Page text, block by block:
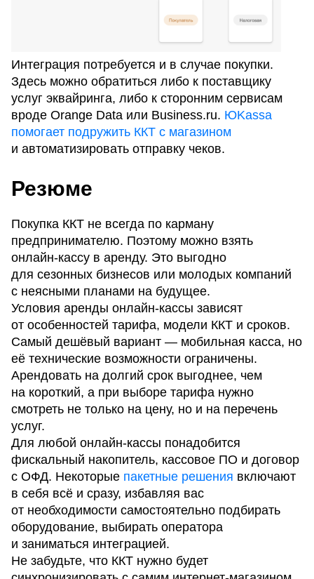
Интеграция потребуется и в случае покупки.
Здесь можно обратиться либо к поставщику
услуг эквайринга, либо к сторонним сервисам
вроде Orange Data или Business.ru. ЮKassa
помогает подружить ККТ с магазином
и автоматизировать отправку чеков.
Резюме
Покупка ККТ не всегда по карману
предпринимателю. Поэтому можно взять
онлайн-кассу в аренду. Это выгодно
для сезонных бизнесов или молодых компаний
с неясными планами на будущее.
Условия аренды онлайн-кассы зависят
от особенностей тарифа, модели ККТ и сроков.
Самый дешёвый вариант — мобильная касса, но
её технические возможности ограничены.
Арендовать на долгий срок выгоднее, чем
на короткий, а при выборе тарифа нужно
смотреть не только на цену, но и на перечень
услуг.
Для любой онлайн-кассы понадобится
фискальный накопитель, кассовое ПО и договор
с ОФД. Некоторые пакетные решения включают
в себя всё и сразу, избавляя вас
от необходимости самостоятельно подбирать
оборудование, выбирать оператора
и заниматься интеграцией.
Не забудьте, что ККТ нужно будет